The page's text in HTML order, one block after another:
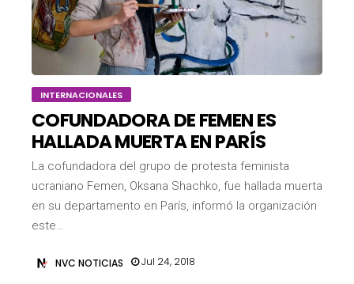
INTERNACIONALES
COFUNDADORA DE FEMEN ES
HALLADA MUERTA EN PARÍS
La cofundadora del grupo de protesta feminista
ucraniano Femen, Oksana Shachko, fue hallada muerta
en su departamento en París, informó la organización
este…
NVC NOTICIAS Jul 24, 2018